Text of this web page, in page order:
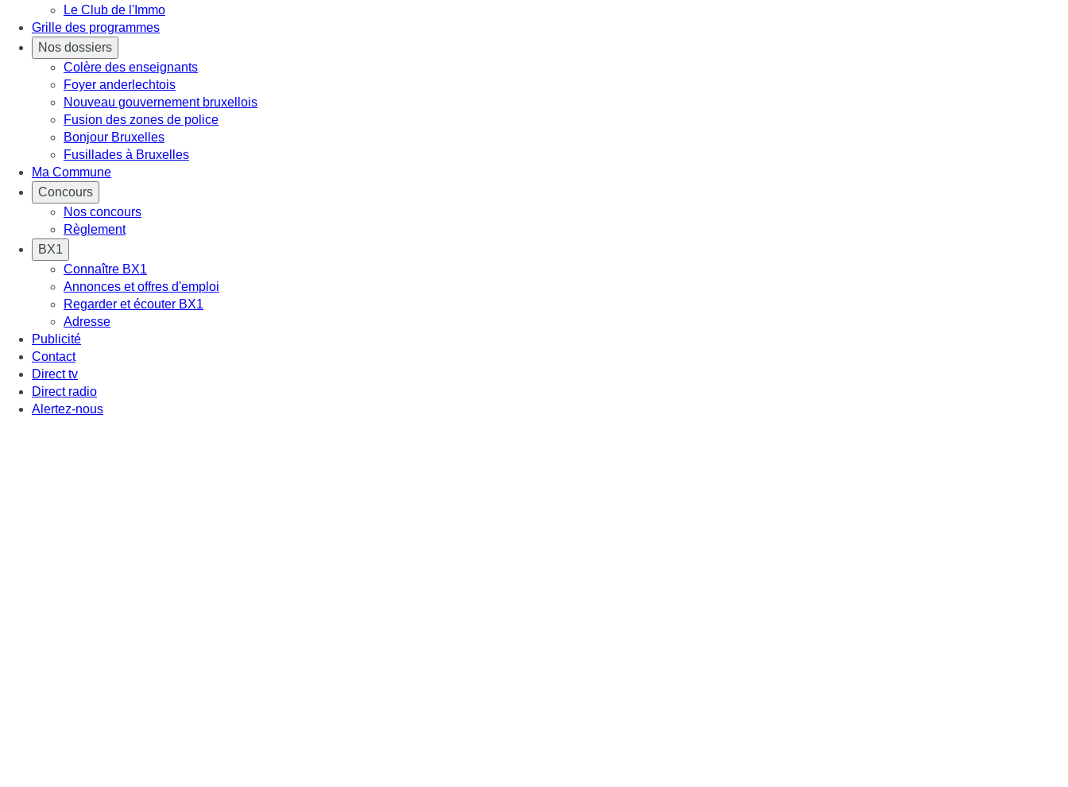
Le Club de l'Immo
Grille des programmes
Nos dossiers
Colère des enseignants
Foyer anderlechtois
Nouveau gouvernement bruxellois
Fusion des zones de police
Bonjour Bruxelles
Fusillades à Bruxelles
Ma Commune
Concours
Nos concours
Règlement
BX1
Connaître BX1
Annonces et offres d'emploi
Regarder et écouter BX1
Adresse
Publicité
Contact
Direct tv
Direct radio
Alertez-nous